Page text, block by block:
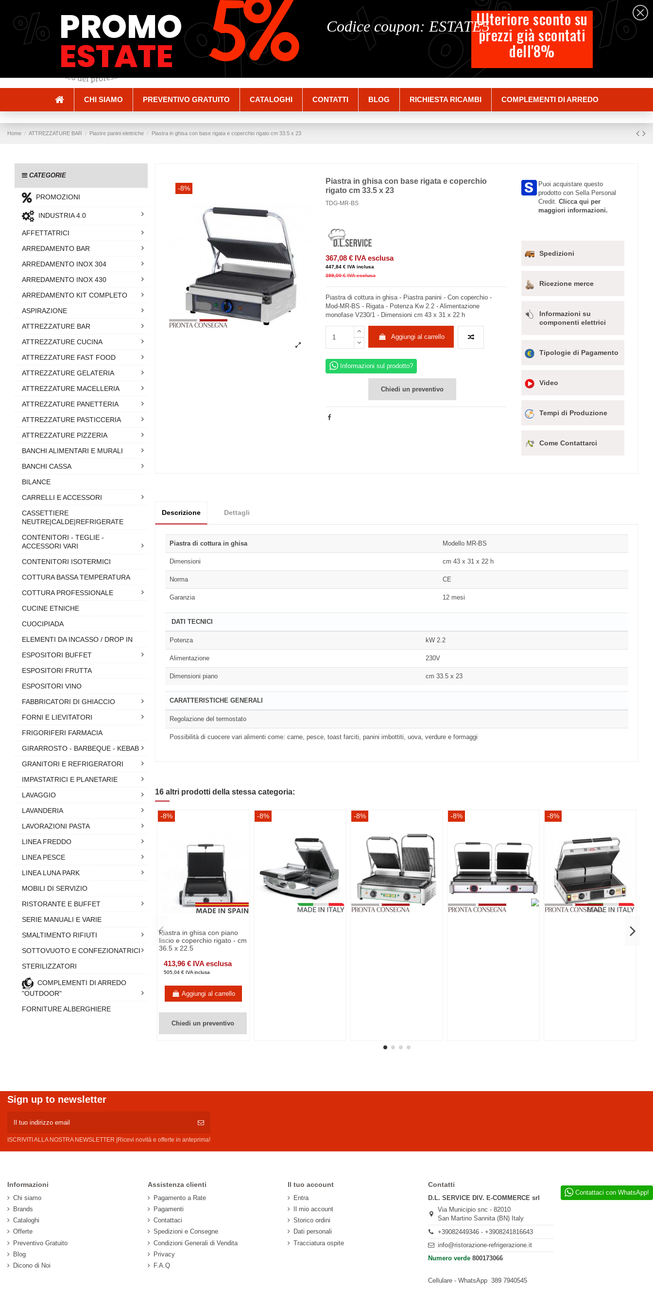
Italiano
Carrello
CHI SIAMO PREVENTIVO GRATUITO CATALOGHI CONTATTI BLOG RICHIESTA RICAMBI COMPLEMENTI DI ARREDO
Home ATTREZZATURE BAR Piastre panini elettriche Piastra in ghisa con base rigata e coperchio rigato cm 33.5 x 23
-8%
Piastra in ghisa con base rigata e coperchio
rigato cm 33.5 x 23
TDG-MR-BS
367,08 € IVA esclusa
447,84 € IVA inclusa
399,00 € IVA esclusa
Piastra di cottura in ghisa - Piastra panini - Con coperchio -
Mod-MR-BS - Rigata - Potenza Kw 2.2 - Alimentazione
monofase V230/1 - Dimensioni cm 43 x 31 x 22 h
Aggiungi al carrello
Informazioni sul prodotto?
Chiedi un preventivo
Puoi acquistare questo
prodotto con Sella Personal
Credit.Clicca qui per
maggiori informazioni.
Spedizioni
Ricezione merce
Informazioni su
componenti elettrici
Tipologie di Pagamento
Video
Tempi di Produzione
Come Contattarci
Descrizione Dettagli
Piastra di cottura in ghisa Modello MR-BS
Dimensioni cm 43 x 31 x 22 h
Norma CE
Garanzia 12 mesi
DATI TECNICI
Potenza kW 2.2
Alimentazione 230V
Dimensioni piano cm 33.5 x 23
CARATTERISTICHE GENERALI
Regolazione del termostato
Possibilità di cuocere vari alimenti come: carne, pesce, toast farciti, panini imbottiti, uova, verdure e formaggi
16 altri prodotti della stessa categoria:
-8%
Piastra in ghisa con piano
liscio e coperchio rigato - cm
36.5 x 22.5
413,96 € IVA esclusa
505,04 € IVA inclusa
Aggiungi al carrello
Chiedi un preventivo
-8% -8% -8% -8%
CATEGORIE
PROMOZIONI
INDUSTRIA 4.0
AFFETTATRICI
ARREDAMENTO BAR
ARREDAMENTO INOX 304
ARREDAMENTO INOX 430
ARREDAMENTO KIT COMPLETO
ASPIRAZIONE
ATTREZZATURE BAR
ATTREZZATURE CUCINA
ATTREZZATURE FAST FOOD
ATTREZZATURE GELATERIA
ATTREZZATURE MACELLERIA
ATTREZZATURE PANETTERIA
ATTREZZATURE PASTICCERIA
ATTREZZATURE PIZZERIA
BANCHI ALIMENTARI E MURALI
BANCHI CASSA
BILANCE
CARRELLI E ACCESSORI
CASSETTIERE
NEUTRE|CALDE|REFRIGERATE
CONTENITORI - TEGLIE -
ACCESSORI VARI
CONTENITORI ISOTERMICI
COTTURA BASSA TEMPERATURA
COTTURA PROFESSIONALE
CUCINE ETNICHE
CUOCIPIADA
ELEMENTI DA INCASSO / DROP IN
ESPOSITORI BUFFET
ESPOSITORI FRUTTA
ESPOSITORI VINO
FABBRICATORI DI GHIACCIO
FORNI E LIEVITATORI
FRIGORIFERI FARMACIA
GIRARROSTO - BARBEQUE - KEBAB
GRANITORI E REFRIGERATORI
IMPASTATRICI E PLANETARIE
LAVAGGIO
LAVANDERIA
LAVORAZIONI PASTA
LINEA FREDDO
LINEA PESCE
LINEA LUNA PARK
MOBILI DI SERVIZIO
RISTORANTE E BUFFET
SERIE MANUALI E VARIE
SMALTIMENTO RIFIUTI
SOTTOVUOTO E CONFEZIONATRICI
STERILIZZATORI
COMPLEMENTI DI ARREDO
"OUTDOOR"
FORNITURE ALBERGHIERE
Sign up to newsletter
ISCRIVITI ALLA NOSTRA NEWSLETTER |Ricevi novità e offerte in anteprima!
Informazioni
Chi siamo
Brands
Cataloghi
Offerte
Preventivo Gratuito
Blog
Dicono di Noi
Assistenza clienti
Pagamento a Rate
Pagamenti
Contattaci
Spedizioni e Consegne
Condizioni Generali di Vendita
Privacy
F.A.Q
Il tuo account
Entra
Il mio account
Storico ordini
Dati personali
Tracciatura ospite
Contatti
D.L. SERVICE DIV. E-COMMERCE srl
Via Municipio snc - 82010
San Martino Sannita (BN) Italy
+39082449346 - +3908241816643
info@ristorazione-refrigerazione.it
Numero verde 800173066
Cellulare - WhatsApp 389 7940545
Contattaci con WhatsApp!
%
% %
%
% Ulteriore sconto su
prezzi già scontati
dell'8%
Codice coupon: ESTATE5
PROMO
ESTATE 5%